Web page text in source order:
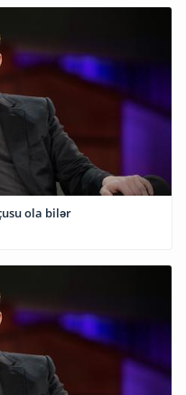
ola bilər